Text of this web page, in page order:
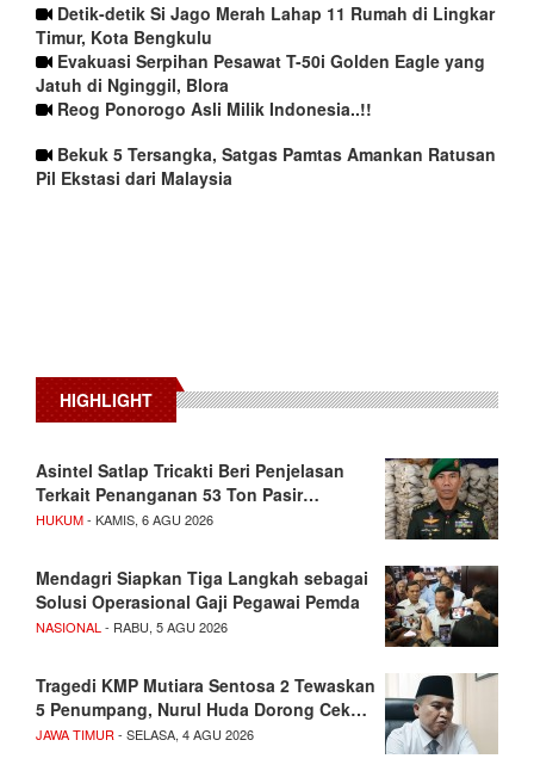
Detik-detik Si Jago Merah Lahap 11 Rumah di Lingkar
Timur, Kota Bengkulu
Evakuasi Serpihan Pesawat T-50i Golden Eagle yang
Jatuh di Nginggil, Blora
Reog Ponorogo Asli Milik Indonesia..!!
Bekuk 5 Tersangka, Satgas Pamtas Amankan Ratusan
Pil Ekstasi dari Malaysia
HIGHLIGHT
Asintel Satlap Tricakti Beri Penjelasan
Terkait Penanganan 53 Ton Pasir…
HUKUM- KAMIS, 6 AGU 2026
Mendagri Siapkan Tiga Langkah sebagai
Solusi Operasional Gaji Pegawai Pemda
NASIONAL - RABU, 5 AGU 2026
Tragedi KMP Mutiara Sentosa 2 Tewaskan
5 Penumpang, Nurul Huda Dorong Cek…
JAWA TIMUR - SELASA, 4 AGU 2026